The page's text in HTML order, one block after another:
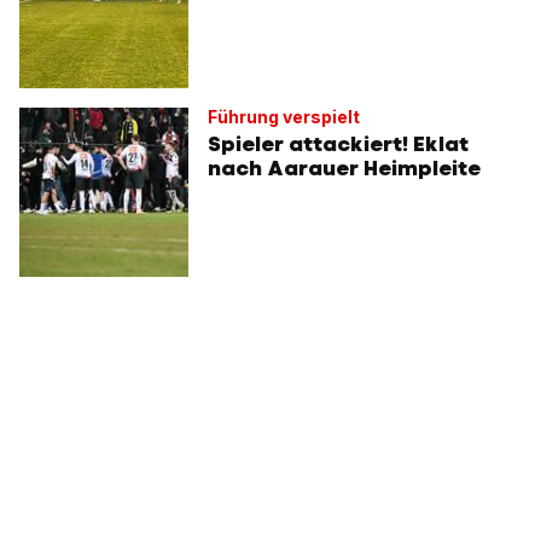
Führung verspielt
Spieler attackiert! Eklat
nach Aarauer Heimpleite